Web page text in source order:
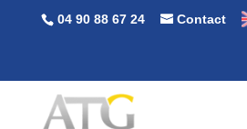
04 90 88 67 24 Contact